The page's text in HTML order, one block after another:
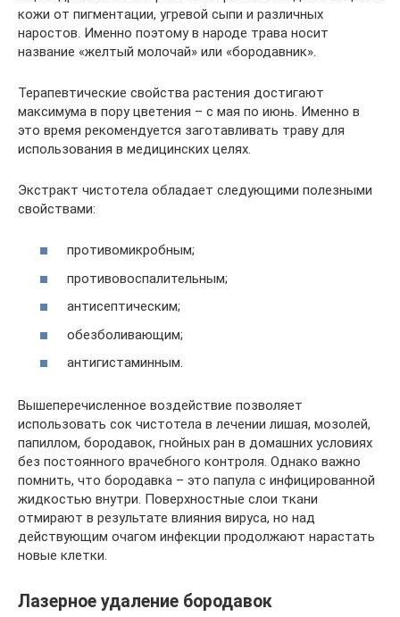
кожи от пигментации, угревой сыпи и различных
наростов. Именно поэтому в народе трава носит
название «желтый молочай» или «бородавник».
Терапевтические свойства растения достигают
максимума в пору цветения – с мая по июнь. Именно в
это время рекомендуется заготавливать траву для
использования в медицинских целях.
Экстракт чистотела обладает следующими полезными
свойствами:
противомикробным;
противовоспалительным;
антисептическим;
обезболивающим;
антигистаминным.
Вышеперечисленное воздействие позволяет
использовать сок чистотела в лечении лишая, мозолей,
папиллом, бородавок, гнойных ран в домашних условиях
без постоянного врачебного контроля. Однако важно
помнить, что бородавка – это папула с инфицированной
жидкостью внутри. Поверхностные слои ткани
отмирают в результате влияния вируса, но над
действующим очагом инфекции продолжают нарастать
новые клетки.
Лазерное удаление бородавок